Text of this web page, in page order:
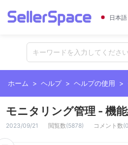
日本語
キーワードを入力してください
ホーム > ヘルプ > ヘルプの使用 >
モニタリング管理 - 機
2023/09/21 閲覧数(5878) コメント数(0